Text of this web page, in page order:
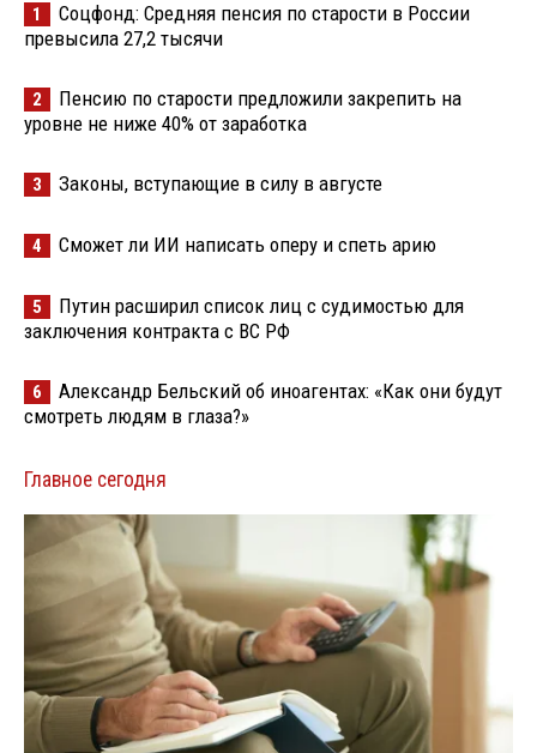
1
Соцфонд: Средняя пенсия по старости в России
превысила 27,2 тысячи
2
Пенсию по старости предложили закрепить на
уровне не ниже 40% от заработка
3 Законы, вступающие в силу в августе
4 Сможет ли ИИ написать оперу и спеть арию
5
Путин расширил список лиц с судимостью для
заключения контракта с ВС РФ
6
Александр Бельский об иноагентах: «Как они будут
смотреть людям в глаза?»
Главное сегодня